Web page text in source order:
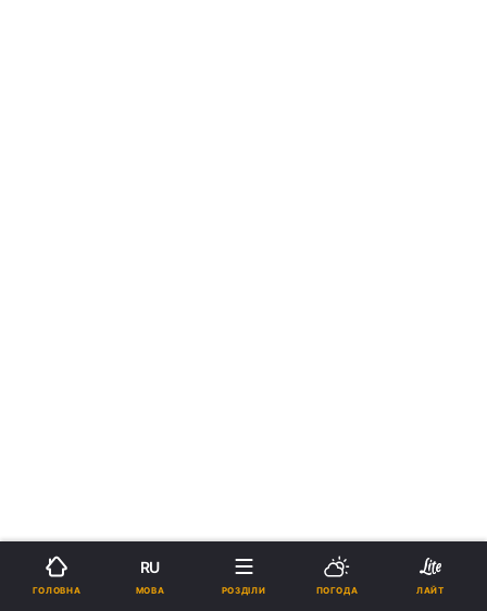
Новини Політика
ГОЛОВНА
RU
МОВА РОЗДІЛИ ПОГОДА ЛАЙТ